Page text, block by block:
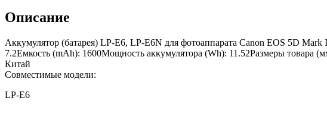
Описание
Аккумулятор (батарея) LP-E6, LP-E6N для фотоаппарата Canon EOS 5D
7.2Емкость (mAh): 1600Мощность аккумулятора (Wh): 11.52Размеры товара
Китай
Совместимые модели:
LP-E6